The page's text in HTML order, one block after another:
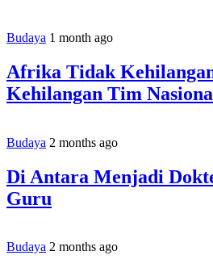
Budaya 1 month ago
Afrika Tidak
Kehilangan Tim
Budaya 2 months ago
Di Antara Menjadi
Guru
Budaya 2 months ago